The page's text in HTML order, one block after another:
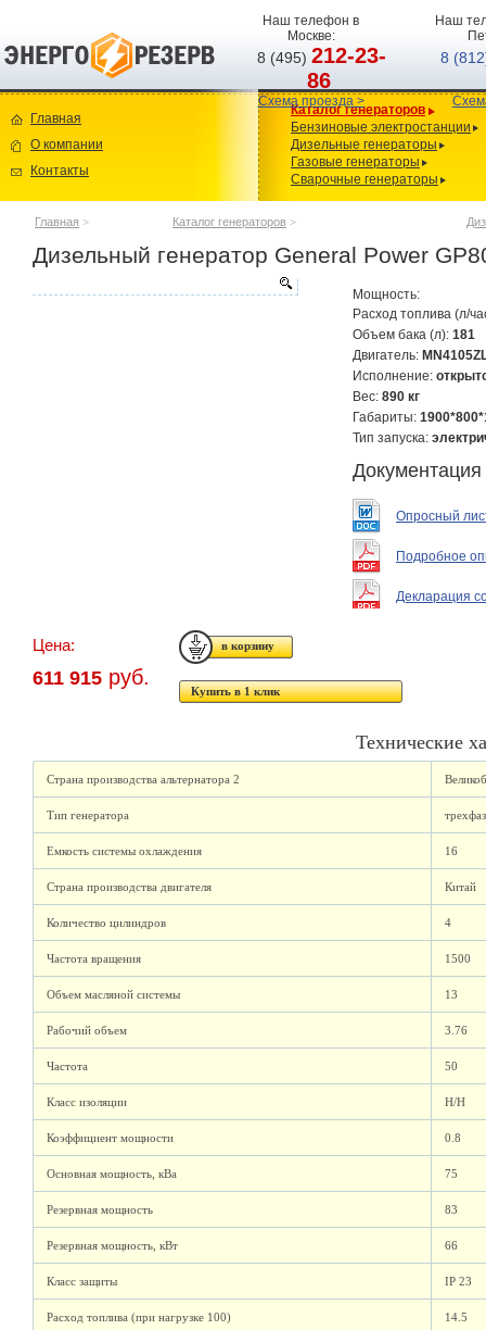
Наш телефон в
Москве:
8 (495)212-23-
86
Схема проезда >
Наш
8
Главная
О компании
Контакты
Каталог генераторов
Бензиновые электростанции
Дизельные генераторы
Газовые генераторы
Сварочные генераторы
Главная > Каталог генераторов >
Дизельный генератор General Power
Мощность:
Расход топлива (л/
Объем бака (л): 181
Двигатель:
Исполнение:
Вес: 890 кг
Габариты:
Тип запуска:
Документация
Опросный
Подробное
Декларация
Цена:
611 915 руб.
Купить в 1 клик
Технические
Страна производства альтернатора 2
Тип генератора
Емкость системы охлаждения 16
Страна производства двигателя Китай
Количество цилиндров 4
Частота вращения 1500
Объем масляной системы 13
Рабочий объем 3.76
Частота 50
Класс изоляции H/H
Коэффициент мощности 0.8
Основная мощность, кВа 75
Резервная мощность 83
Резервная мощность, кВт 66
Класс защиты IP 23
Расход топлива (при нагрузке 100) 14.5